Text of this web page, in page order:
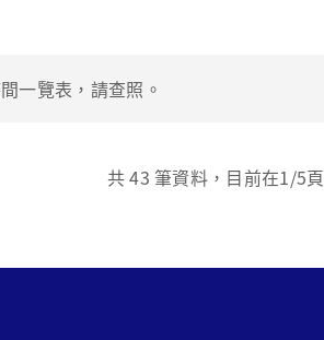
一覽表，請查照。
共43 筆資料，目前在1/5頁